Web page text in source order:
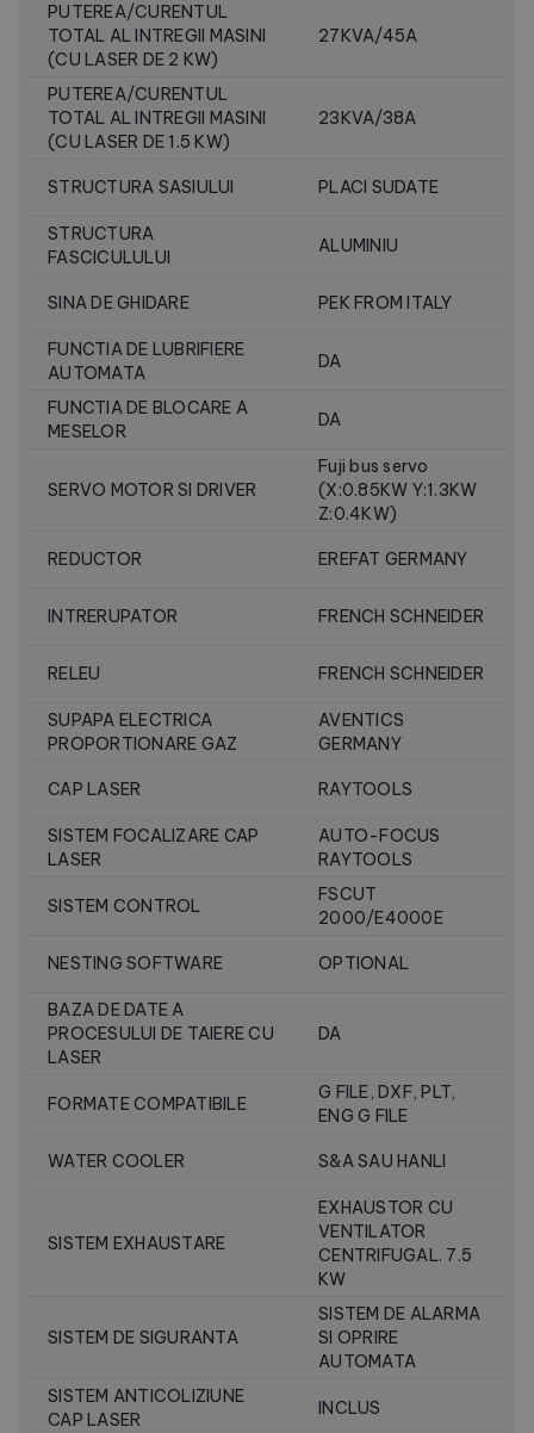
PUTEREA/CURENTUL
TOTAL AL INTREGII MASINI
(CU LASER DE 2 KW)
27KVA/45A
PUTEREA/CURENTUL
TOTAL AL INTREGII MASINI
(CU LASER DE 1.5 KW)
23KVA/38A
STRUCTURA SASIULUI PLACI SUDATE
STRUCTURA
FASCICULULUI
ALUMINIU
SINA DE GHIDARE PEK FROM ITALY
FUNCTIA DE LUBRIFIERE
AUTOMATA
DA
FUNCTIA DE BLOCARE A
MESELOR
DA
SERVO MOTOR SI DRIVER
Fuji bus servo
(X:0.85KW Y:1.3KW
Z:0.4KW)
REDUCTOR EREFAT GERMANY
INTRERUPATOR FRENCH SCHNEIDER
RELEU FRENCH SCHNEIDER
SUPAPA ELECTRICA
PROPORTIONARE GAZ
AVENTICS
GERMANY
CAP LASER RAYTOOLS
SISTEM FOCALIZARE CAP
LASER
AUTO-FOCUS
RAYTOOLS
SISTEM CONTROL
FSCUT
2000/E4000E
NESTING SOFTWARE OPTIONAL
BAZA DE DATE A
PROCESULUI DE TAIERE CU
LASER
DA
FORMATE COMPATIBILE
G FILE, DXF, PLT,
ENG G FILE
WATER COOLER S&A SAU HANLI
SISTEM EXHAUSTARE
EXHAUSTOR CU
VENTILATOR
CENTRIFUGAL. 7.5
KW
SISTEM DE SIGURANTA
SISTEM DE ALARMA
SI OPRIRE
AUTOMATA
SISTEM ANTICOLIZIUNE
CAP LASER
INCLUS